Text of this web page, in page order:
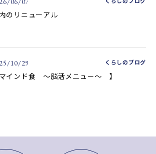
のリニューアル
10/29 くらしのブログ
マインド食 ～脳活メニュー～ 】